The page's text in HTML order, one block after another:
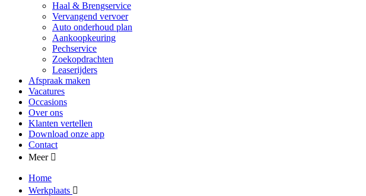
Haal & Brengservice
Vervangend vervoer
Auto onderhoud plan
Aankoopkeuring
Pechservice
Zoekopdrachten
Leaserijders
Afspraak maken
Vacatures
Occasions
Over ons
Klanten vertellen
Download onze app
Contact
Meer
Home
Werkplaats